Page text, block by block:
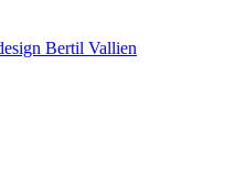
Bertil Vallien